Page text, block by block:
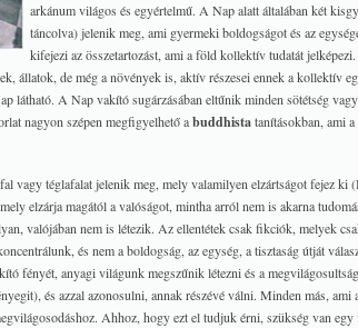
arkánum világos és egyértelmű. A Nap alatt általában két
táncolva) jelenik meg, ami gyermeki boldogságot és az
kifejezi az összetartozást, ami a föld kollektív tudatát
állatok, de még a növények is, aktív részesei ennek a kollektív
látható. A Nap vakító sugárzásában eltűnik minden sötétség
nagyon szépen megfigyelhető abuddhistatanításokban, ami
vagy téglafalat jelenik meg, mely valamilyen elzártságot fejez ki
elzárja magától a valóságot, mintha arról nem is akarna
valójában nem is létezik. Az ellentétek csak fikciók, melyek
és nem a boldogság, az egység, a tisztaság útját
fényét, anyagi világunk megszűnik létezni és a
és azzal azonosulni, annak részévé válni. Minden más,
Ahhoz, hogy ezt el tudjuk érni, szükség van